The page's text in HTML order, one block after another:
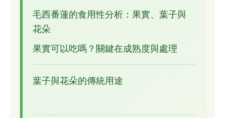
毛西番蓮的食用性分析：果實、葉子與
花朵
果實可以吃嗎？關鍵在成熟度與處理
葉子與花朵的傳統用途